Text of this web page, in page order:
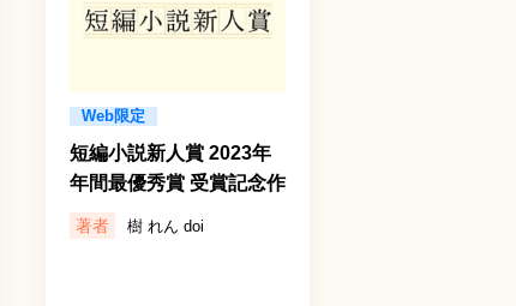
Web限定
短編小説新人賞 2023年
年間最優秀賞 受賞記念作
著者 樹 れん doi